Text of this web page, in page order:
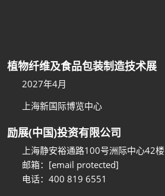
植物纤维及食品包装制造技术展
2027年4月
上海新国际博览中心
励展(中国)投资有限公司
上海静安裕通路100号洲际中心42楼
邮箱： [email protected]
电话：400 819 6551